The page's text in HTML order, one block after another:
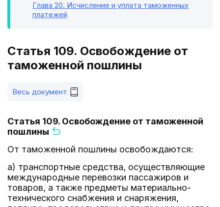
Глава 20. Исчисление и уплата таможенных
платежей
Статья 109. Освобождение от
таможенной пошлины
Весь документ
Статья 109. Освобождение от таможенной
пошлины
От таможенной пошлины освобождаются:
а) транспортные средства, осуществляющие
международные перевозки пассажиров и
товаров, а также предметы материально-
технического снабжения и снаряжения,